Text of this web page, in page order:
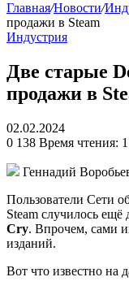
Главная/Новости/
продажи в Steam
Индустрия
Две старые
продажи в
02.02.2024
0 138 Время чтения:
Геннадий
Пользователи Сети
Steam случилось
Cry. Впрочем, сами
изданий.
Вот что известно на